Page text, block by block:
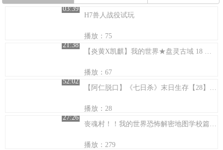
03:39
H7兽人战役试玩
播放：75
21:38
【炎黄X凯麒】我的世界★盘灵古域 18 未尽的战斗
播放：67
52:02
【阿仁脱口】《七日杀》末日生存【28】吉人自有萌萌天相~
播放：28
27:26
丧魂村！！我的世界恐怖解密地图学校篇 马里奥两兄弟惊悚解说！
播放：279